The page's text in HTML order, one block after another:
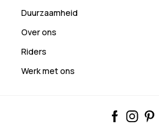
Duurzaamheid
Over ons
Riders
Werk met ons